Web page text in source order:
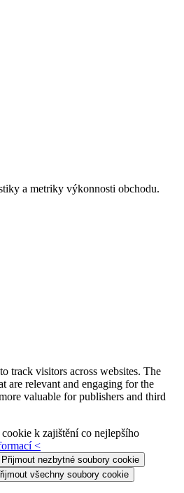
a metriky výkonnosti obchodu.
track visitors across websites. The
are relevant and engaging for the
valuable for publishers and third
k zajištění co nejlepšího
<
Přijmout nezbytné soubory cookie
všechny soubory cookie